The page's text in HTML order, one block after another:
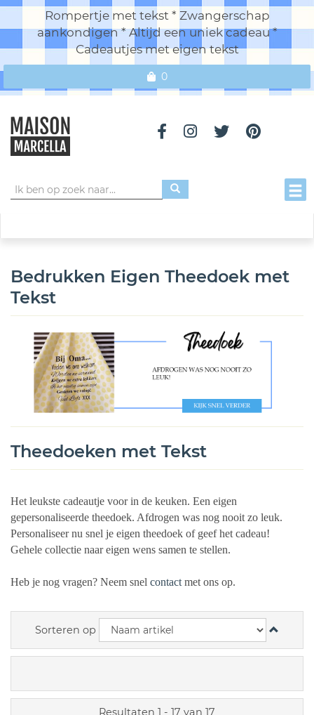
Rompertje met tekst * Zwangerschap
aankondigen * Altijd een uniek cadeau *
Cadeautjes met eigen tekst
0
Bedrukken Eigen Theedoek met
Tekst
Theedoeken met Tekst
Het leukste cadeautje voor in de keuken. Een eigen
gepersonaliseerde theedoek. Afdrogen was nog nooit zo leuk.
Personaliseer nu snel je eigen theedoek of geef het cadeau!
Gehele collectie naar eigen wens samen te stellen.
Heb je nog vragen? Neem snel contact met ons op.
Sorteren op
Resultaten 1 - 17 van 17